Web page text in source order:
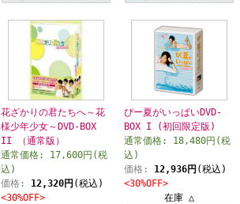
花ざかりの君たちへ～花
様少年少女～DVD-BOX
II （通常版）
通常価格: 17,600円(税
込)
価格: 12,320円 (税込)
<30%OFF>
ぴー夏がいっぱいDVD-
BOX I (初回限定版)
通常価格: 18,480円(税
込)
価格: 12,936円 (税込)
<30%OFF>
在庫 △